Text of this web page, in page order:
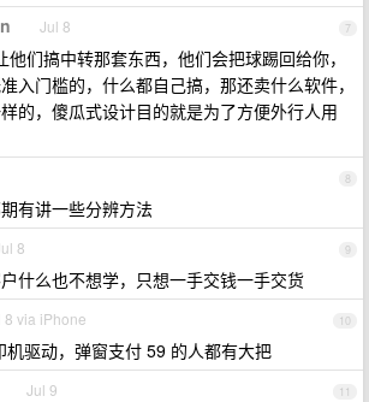
7
Jul 8
们搞中转那套东西，他们会把球踢回给你，
入门槛的，什么都自己搞，那还卖什么软件，
的，傻瓜式设计目的就是为了方便外行人用
8
有讲一些分辨方法
9
8
什么也不想学，只想一手交钱一手交货
10
8 via iPhone
机驱动，弹窗支付 59 的人都有大把
11
Jul 9